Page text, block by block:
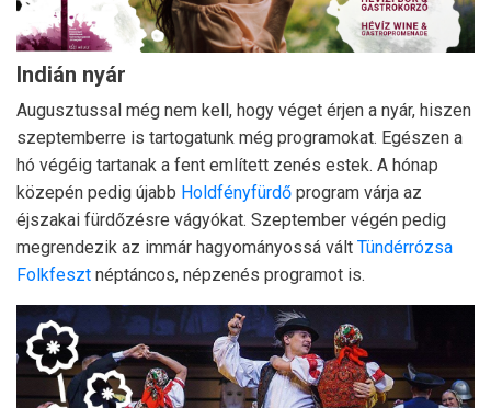
Indián nyár
Augusztussal még nem kell, hogy véget érjen a nyár, hiszen
szeptemberre is tartogatunk még programokat. Egészen a
hó végéig tartanak a fent említett zenés estek. A hónap
közepén pedig újabb Holdfényfürdő program várja az
éjszakai fürdőzésre vágyókat. Szeptember végén pedig
megrendezik az immár hagyományossá vált Tündérrózsa
Folkfeszt néptáncos, népzenés programot is.